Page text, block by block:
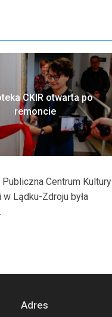
CKIR otwarta po
remoncie
Centrum Kultury
w Lądku-Zdroju była
Adres